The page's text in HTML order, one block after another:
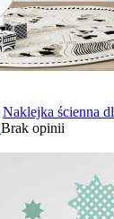
Naklejka ścienna
Brak opinii